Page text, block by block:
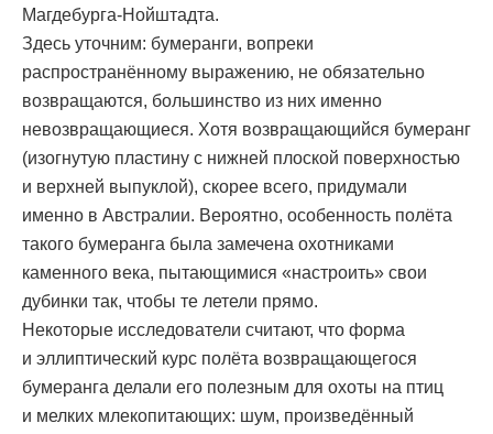
Магдебурга-Нойштадта.
Здесь уточним: бумеранги, вопреки
распространённому выражению, не обязательно
возвращаются, большинство из них именно
невозвращающиеся. Хотя возвращающийся бумеранг
(изогнутую пластину с нижней плоской поверхностью
и верхней выпуклой), скорее всего, придумали
именно в Австралии. Вероятно, особенность полёта
такого бумеранга была замечена охотниками
каменного века, пытающимися «настроить» свои
дубинки так, чтобы те летели прямо.
Некоторые исследователи считают, что форма
и эллиптический курс полёта возвращающегося
бумеранга делали его полезным для охоты на птиц
и мелких млекопитающих: шум, произведённый